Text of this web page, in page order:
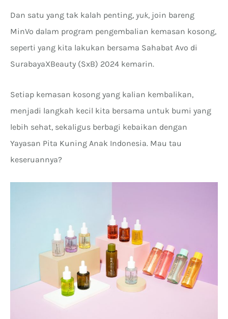
Dan satu yang tak kalah penting, yuk, join bareng
MinVo dalam program pengembalian kemasan kosong,
seperti yang kita lakukan bersama Sahabat Avo di
SurabayaXBeauty (SxB) 2024 kemarin.
Setiap kemasan kosong yang kalian kembalikan,
menjadi langkah kecil kita bersama untuk bumi yang
lebih sehat, sekaligus berbagi kebaikan dengan
Yayasan Pita Kuning Anak Indonesia. Mau tau
keseruannya?